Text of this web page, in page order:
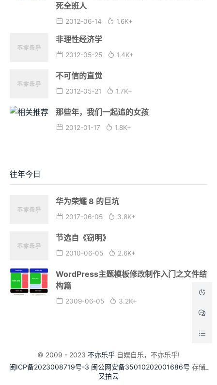
死全班人
2012-06-14 1.6K+
非理性经济学
2012-05-25 1.4K+
不可信的直觉
2012-05-21 1.7K+
那些年，我们一起追的女孩
2012-01-17 1.8K+
往年今日
华为荣耀 8 的巨坑
2017-06-05 3.8K+
节选自《窃明》
2010-06-05 2.6K+
WordPress主题模板修改制作入门之文件结
构篇
2009-06-05 3.2K+
© 2009 - 2023 不亦乐乎 自娱自乐，不亦乐乎!
闽ICP备2023008719号-3 闽公网安备35010202001686号 存储_
又拍云